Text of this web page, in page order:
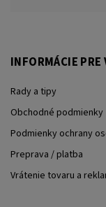
INFORMÁCIE PRE
Rady a tipy
Obchodné podmienky
Podmienky ochrany
Preprava / platba
Vrátenie tovaru a